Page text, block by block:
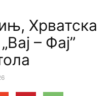
Хрватска
– Фај”